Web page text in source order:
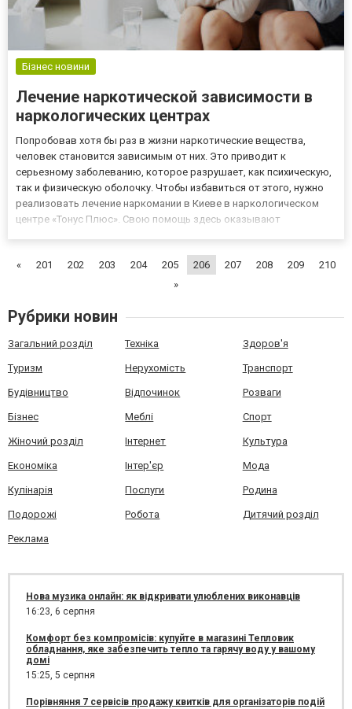
Бізнес новини
Лечение наркотической зависимости в
наркологических центрах
Попробовав хотя бы раз в жизни наркотические вещества,
человек становится зависимым от них. Это приводит к
серьезному заболеванию, которое разрушает, как психическую,
так и физическую оболочку. Чтобы избавиться от этого, нужно
реализовать лечение наркомании в Киеве в наркологическом
центре «Тонус Плюс». Свою помощь здесь оказывают
наркозависимый буде...
« 201 202 203 204 205 206 207 208 209
210
»
Рубрики новин
Загальний розділ Техніка Здоров'я
Туризм Нерухомість Транспорт
Будівництво Відпочинок Розваги
Бізнес Меблі Спорт
Жіночий розділ Інтернет Культура
Економіка Інтер'єр Мода
Кулінарія Послуги Родина
Подорожі Робота Дитячий розділ
Реклама
Нова музика онлайн: як відкривати улюблених виконавців
16:23, 6 серпня
Комфорт без компромісів: купуйте в магазині Тепловик
обладнання, яке забезпечить тепло та гарячу воду у вашому
домі
15:25, 5 серпня
Порівняння 7 сервісів продажу квитків для організаторів подій